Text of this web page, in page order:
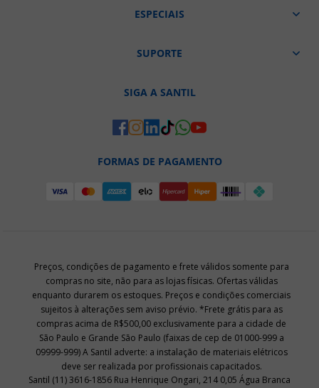
ESPECIAIS
SUPORTE
SIGA A SANTIL
FORMAS DE PAGAMENTO
Santil (11) 3616-1856 Rua Henrique Ongari, 214 0,05 Água Branca
Preços, condições de pagamento e frete válidos somente para
compras no site, não para as lojas físicas. Ofertas válidas
enquanto durarem os estoques. Preços e condições comerciais
sujeitos à alterações sem aviso prévio. *Frete grátis para as
compras acima de R$500,00 exclusivamente para a cidade de
São Paulo e Grande São Paulo (faixas de cep de 01000-999 a
09999-999) A Santil adverte: a instalação de materiais elétricos
deve ser realizada por profissionais capacitados.